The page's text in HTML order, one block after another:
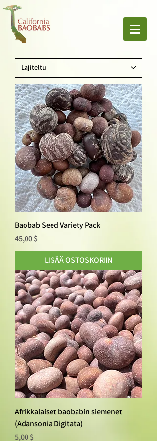
Baobab Seed Variety Pack
Hinta
45,00 $
LISÄÄ OSTOSKORIIN
Afrikkalaiset baobabin siemenet
(Adansonia Digitata)
Hinta
5,00 $